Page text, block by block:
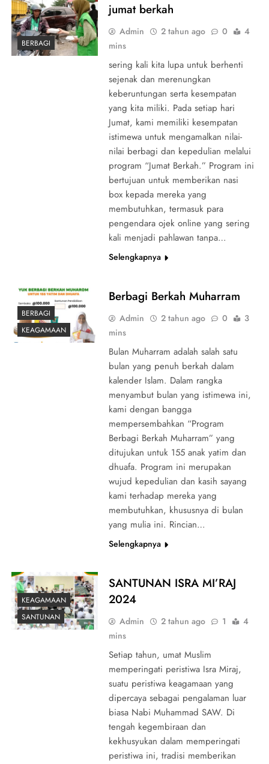
BERBAGI
jumat berkah
Admin 2 tahun ago 0
4
mins
sering kali kita lupa untuk berhenti
sejenak dan merenungkan
keberuntungan serta kesempatan
yang kita miliki. Pada setiap hari
Jumat, kami memiliki kesempatan
istimewa untuk mengamalkan nilai-
nilai berbagi dan kepedulian melalui
program “Jumat Berkah.” Program ini
bertujuan untuk memberikan nasi
box kepada mereka yang
membutuhkan, termasuk para
pengendara ojek online yang sering
kali menjadi pahlawan tanpa…
Selengkapnya
BERBAGI
KEAGAMAAN
Berbagi Berkah Muharram
Admin 2 tahun ago 0
3
mins
Bulan Muharram adalah salah satu
bulan yang penuh berkah dalam
kalender Islam. Dalam rangka
menyambut bulan yang istimewa ini,
kami dengan bangga
mempersembahkan “Program
Berbagi Berkah Muharram” yang
ditujukan untuk 155 anak yatim dan
dhuafa. Program ini merupakan
wujud kepedulian dan kasih sayang
kami terhadap mereka yang
membutuhkan, khususnya di bulan
yang mulia ini. Rincian…
Selengkapnya
KEAGAMAAN
SANTUNAN
SANTUNAN ISRA MI’RAJ
2024
Admin 2 tahun ago 1
4
mins
Setiap tahun, umat Muslim
memperingati peristiwa Isra Miraj,
suatu peristiwa keagamaan yang
dipercaya sebagai pengalaman luar
biasa Nabi Muhammad SAW. Di
tengah kegembiraan dan
kekhusyukan dalam memperingati
peristiwa ini, tradisi memberikan